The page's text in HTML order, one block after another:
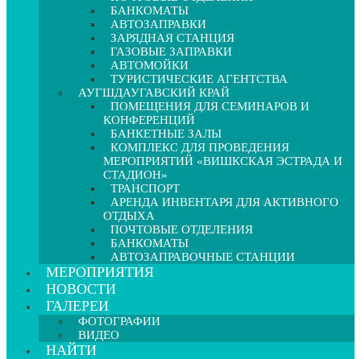
БАНКОМАТЫ
АВТОЗАПРАВКИ
ЗАРЯДНАЯ СТАНЦИЯ
ГАЗОВЫЕ ЗАПРАВКИ
АВТОМОЙКИ
ТУРИСТИЧЕСКИЕ АГЕНТСТВА
АУГШДАУГАВСКИЙ КРАЙ
ПОМЕЩЕНИЯ ДЛЯ СЕМИНАРОВ И
КОНФЕРЕНЦИЙ
БАНКЕТНЫЕ ЗАЛЫ
КОМПЛЕКС ДЛЯ ПРОВЕДЕНИЯ
МЕРОПРИЯТИЙ «ВИШКСКАЯ ЭСТРАДА И
СТАДИОН»
ТРАНСПОРТ
АРЕНДА ИНВЕНТАРЯ ДЛЯ АКТИВНОГО
ОТДЫХА
ПОЧТОВЫЕ ОТДЕЛЕНИЯ
БАНКОМАТЫ
АВТОЗАПРАВОЧНЫЕ СТАНЦИИ
МЕРОПРИЯТИЯ
НОВОСТИ
ГАЛЕРЕИ
ФОТОГРАФИИ
ВИДЕО
НАЙТИ